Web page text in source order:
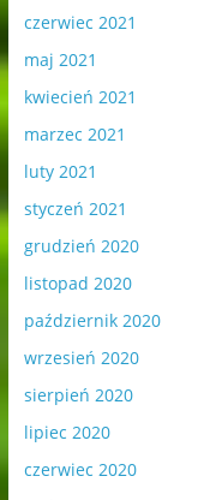
czerwiec 2021
maj 2021
kwiecień 2021
marzec 2021
luty 2021
styczeń 2021
grudzień 2020
listopad 2020
październik 2020
wrzesień 2020
sierpień 2020
lipiec 2020
czerwiec 2020